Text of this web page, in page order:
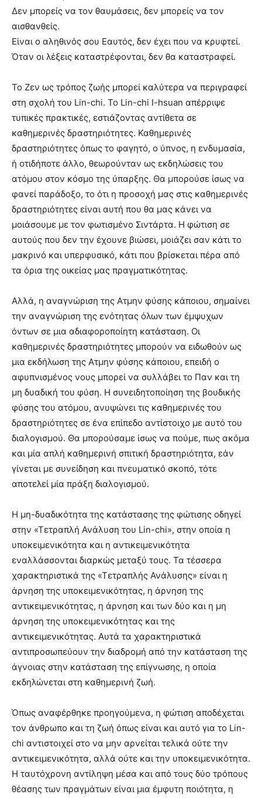
Δεν μπορείς να τον θαυμάσεις, δεν μπορείς να τον
αισθανθείς.
Είναι ο αληθινός σου Εαυτός, δεν έχει που να κρυφτεί.
Όταν οι λέξεις καταστρέφονται, δεν θα καταστραφεί.
Το Ζεν ως τρόπος ζωής μπορεί καλύτερα να περιγραφεί
στη σχολή του Lin-chi. Το Lin-chi I-hsuan απέρριψε
τυπικές πρακτικές, εστιάζοντας αντίθετα σε
καθημερινές δραστηριότητες. Καθημερινές
δραστηριότητες όπως το φαγητό, ο ύπνος, η ενδυμασία,
ή οτιδήποτε άλλο, θεωρούνταν ως εκδηλώσεις του
ατόμου στον κόσμο της ύπαρξης. Θα μπορούσε ίσως να
φανεί παράδοξο, το ότι η προσοχή μας στις καθημερινές
δραστηριότητες είναι αυτή που θα μας κάνει να
μοιάσουμε με τον φωτισμένο Σιντάρτα. Η φώτιση σε
αυτούς που δεν την έχουνε βιώσει, μοιάζει σαν κάτι το
μακρινό και υπερφυσικό, κάτι που βρίσκεται πέρα από
τα όρια της οικείας μας πραγματικότητας.
Αλλά, η αναγνώριση της Ατμην φύσης κάποιου, σημαίνει
την αναγνώριση της ενότητας όλων των έμψυχων
όντων σε μια αδιαφοροποίητη κατάσταση. Οι
καθημερινές δραστηριότητες μπορούν να ειδωθούν ως
μια εκδήλωση της Ατμην φύσης κάποιου, επειδή ο
αφυπνισμένος νους μπορεί να συλλάβει το Παν και τη
μη δυαδική του φύση. Η συνειδητοποίηση της βουδικής
φύσης του ατόμου, ανυψώνει τις καθημερινές του
δραστηριότητες σε ένα επίπεδο αντίστοιχο με αυτό του
διαλογισμού. Θα μπορούσαμε ίσως να πούμε, πως ακόμα
και μία απλή καθημερινή σπιτική δραστηριότητα, εάν
γίνεται με συνείδηση και πνευματικό σκοπό, τότε
αποτελεί μία πράξη διαλογισμού.
Η μη-δυαδικότητα της κατάστασης της φώτισης οδηγεί
στην «Τετραπλή Ανάλυση του Lin-chi», στην οποία η
υποκειμενικότητα και η αντικειμενικότητα
εναλλάσσονται διαρκώς μεταξύ τους. Τα τέσσερα
χαρακτηριστικά της «Τετραπλής Ανάλυσης» είναι η
άρνηση της υποκειμενικότητας, η άρνηση της
αντικειμενικότητας, η άρνηση και των δύο και η μη
άρνηση της υποκειμενικότητας και της
αντικειμενικότητας. Αυτά τα χαρακτηριστικά
αντιπροσωπεύουν την διαδρομή από την κατάσταση της
άγνοιας στην κατάσταση της επίγνωσης, η οποία
εκδηλώνεται στη καθημερινή ζωή.
Όπως αναφέρθηκε προηγούμενα, η φώτιση αποδέχεται
τον άνθρωπο και τη ζωή όπως είναι και αυτό για το Lin-
chi αντιστοιχεί στο να μην αρνείται τελικά ούτε την
αντικειμενικότητα, αλλά ούτε και την υποκειμενικότητα.
Η ταυτόχρονη αντίληψη μέσα και από τους δύο τρόπους
θέασης των πραγμάτων είναι μια έμφυτη ποιότητα, η